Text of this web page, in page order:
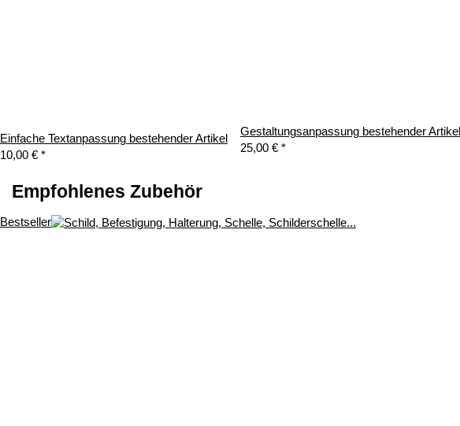
Einfache Textanpassung bestehender Artikel
10,00 € *
Gestaltungsanpassung bestehender Artikel
25,00 € *
Empfohlenes Zubehör
Bestseller